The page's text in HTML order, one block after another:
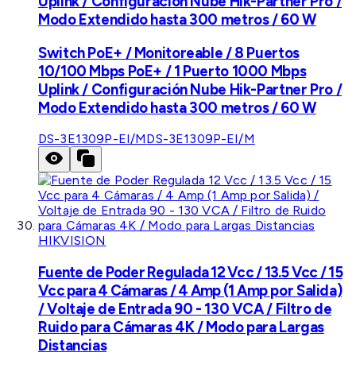
Modo Extendido hasta 300 metros / 60 W
Switch PoE+ / Monitoreable / 8 Puertos
10/100 Mbps PoE+ / 1 Puerto 1000 Mbps
Uplink / Configuración Nube Hik-Partner Pro /
Modo Extendido hasta 300 metros / 60 W
DS-3E1309P-EI/MDS-3E1309P-EI/M
HIKVISION
Fuente de Poder Regulada 12 Vcc / 13.5 Vcc / 15
Vcc para 4 Cámaras / 4 Amp (1 Amp por Salida)
/ Voltaje de Entrada 90 - 130 VCA / Filtro de
Ruido para Cámaras 4K / Modo para Largas
Distancias